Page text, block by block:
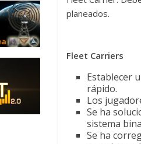
planeados.
Fleet Carriers
Establecer
rápido.
Los
Se ha
sistema
Se ha